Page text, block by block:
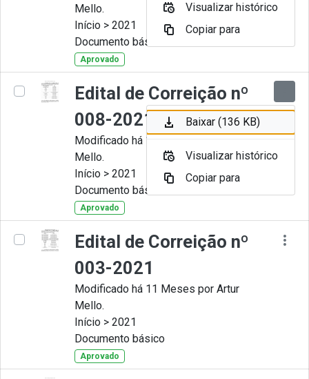
Mello.
Início > 2021
Documento básico
Aprovado
Edital de Correição nº
008-2021
Modificado há 11 Meses por Artur
Mello.
Início > 2021
Documento básico
Aprovado
Edital de Correição nº
003-2021
Modificado há 11 Meses por Artur
Mello.
Início > 2021
Documento básico
Aprovado
Visualizar histórico
Copiar para
Baixar (136 KB)
Visualizar histórico
Copiar para